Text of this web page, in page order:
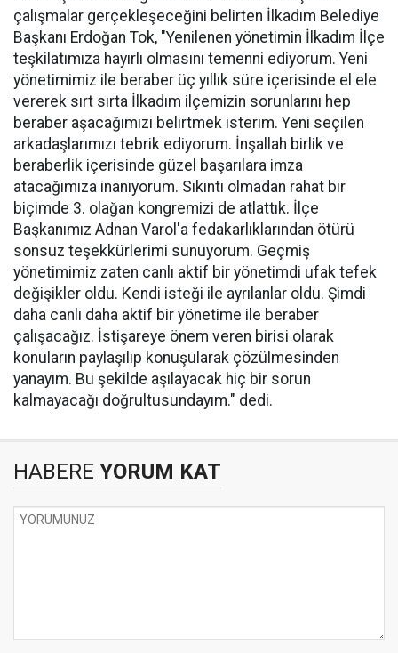
çalışmalar gerçekleşeceğini belirten İlkadım Belediye
Başkanı Erdoğan Tok, "Yenilenen yönetimin İlkadım İlçe
teşkilatımıza hayırlı olmasını temenni ediyorum. Yeni
yönetimimiz ile beraber üç yıllık süre içerisinde el ele
vererek sırt sırta İlkadım ilçemizin sorunlarını hep
beraber aşacağımızı belirtmek isterim. Yeni seçilen
arkadaşlarımızı tebrik ediyorum. İnşallah birlik ve
beraberlik içerisinde güzel başarılara imza
atacağımıza inanıyorum. Sıkıntı olmadan rahat bir
biçimde 3. olağan kongremizi de atlattık. İlçe
Başkanımız Adnan Varol'a fedakarlıklarından ötürü
sonsuz teşekkürlerimi sunuyorum. Geçmiş
yönetimimiz zaten canlı aktif bir yönetimdi ufak tefek
değişikler oldu. Kendi isteği ile ayrılanlar oldu. Şimdi
daha canlı daha aktif bir yönetime ile beraber
çalışacağız. İstişareye önem veren birisi olarak
konuların paylaşılıp konuşularak çözülmesinden
yanayım. Bu şekilde aşılayacak hiç bir sorun
kalmayacağı doğrultusundayım." dedi.
HABERE YORUM KAT